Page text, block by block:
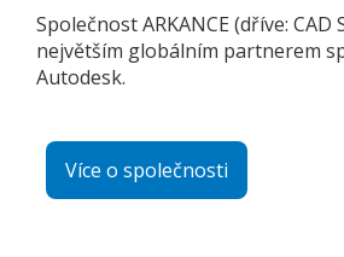
Společnost ARKANCE (dříve: CAD
největším globálním partnerem
Autodesk.
Více o společnosti